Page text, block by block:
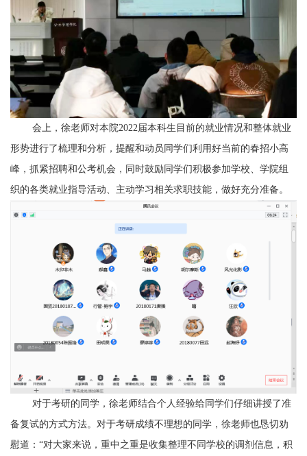
会上，徐老师对本院2022 届本科生目前的就业情况和整体就业
形势进行了梳理和分析，提醒和动员同学们利用好当前的春招小高
峰，抓紧招聘和公考机会，同时鼓励同学们积极参加学校、学院组
织的各类就业指导活动、主动学习相关求职技能，做好充分准备。
对于考研的同学，徐老师结合个人经验给同学们仔细讲授了准
备复试的方式方法。对于考研成绩不理想的同学，徐老师也恳切劝
慰道：“对大家来说，重中之重是收集整理不同学校的调剂信息，积